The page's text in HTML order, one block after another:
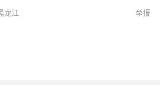
龙江 举报